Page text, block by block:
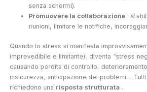
senza schermi).
Promuovere la collaborazione :
riunioni, limitare le notifiche,
Quando lo stress si manifesta
imprevedibile e limitante), diventa "stress
causando perdita di controllo,
insicurezza, anticipazione dei problemi…
richiedono una risposta strutturata .